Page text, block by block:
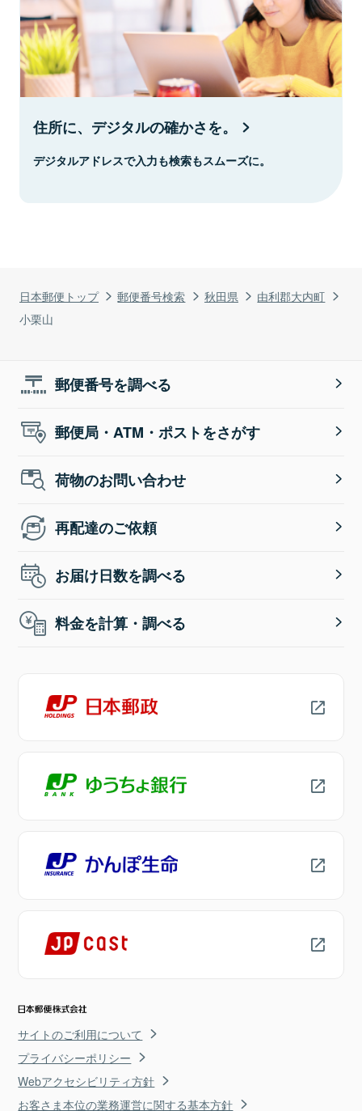
日本郵便トップ 郵便番号検索 秋田県
由利郡大内町
小栗山
住所に、デジタルの確かさを。
デジタルアドレスで入力も検索もスムーズに。
郵便番号を調べる
郵便局・ATM・ポストをさがす
荷物のお問い合わせ
再配達のご依頼
お届け日数を調べる
料金を計算・調べる
サイトのご利用について
プライバシーポリシー
Webアクセシビリティ方針
お客さま本位の業務運営に関する基本方針